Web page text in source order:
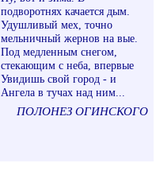
подворотнях качается дым.
Удушливый мех, точно
мельничный жернов на вые.
Под медленным снегом,
стекающим с неба, впервые
Увидишь свой город - и
Ангела в тучах над ним...
ПОЛОНЕЗ ОГИНСКОГО